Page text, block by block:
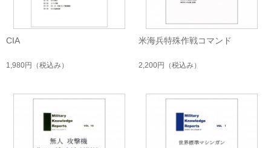
CIA
1,980円 （税込み）
米海兵特殊作戦コマンド
2,200円 （税込み）